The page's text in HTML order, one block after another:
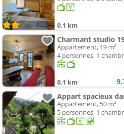
0.1 km
Appartement, 19 m²
4 personnes, 1
0.1 km
Appartement, 50 m²
5 personnes, 1